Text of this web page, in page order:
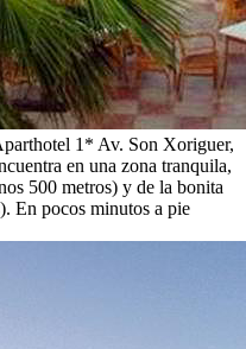
1* Av. Son Xoriguer,
en una zona tranquila,
500 metros) y de la bonita
En pocos minutos a pie